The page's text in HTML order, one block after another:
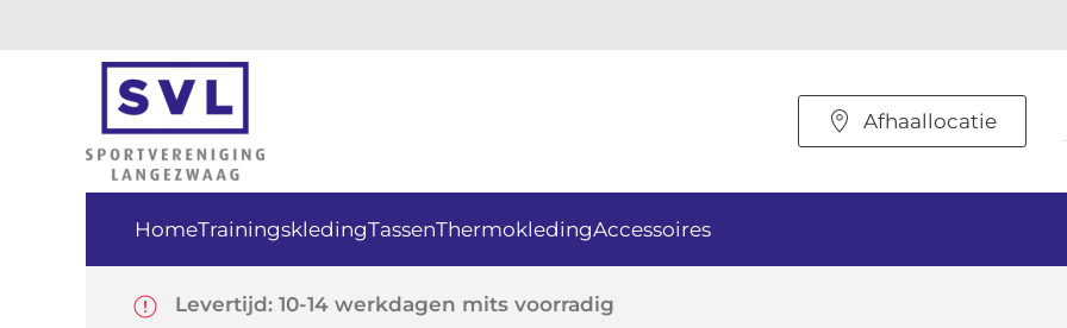
main
content
Afhaallocatie
HomeTrainingskledingTassenThermokledingAccessoires
Levertijd: 10-14 werkdagen mits voorradig